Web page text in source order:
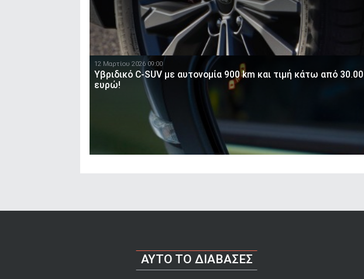
12 Μαρτίου 2026 09:00
Υβριδικό C-SUV με αυτονομία 900 km και τιμή κάτω από
ευρώ!
AYTO TO ΔΙΑΒΑΣΕΣ